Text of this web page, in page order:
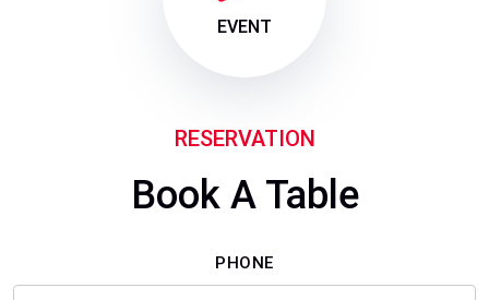
EVENT
RESERVATION
Book A Table
PHONE